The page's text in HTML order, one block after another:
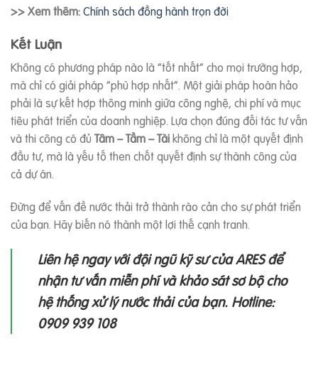
>> Xem thêm:Chính sách đồng hành trọn đời
Kết Luận
Không có phương pháp nào là “tốt nhất” cho mọi trường hợp,
mà chỉ có giải pháp “phù hợp nhất”. Một giải pháp hoàn hảo
phải là sự kết hợp thông minh giữa công nghệ, chi phí và mục
tiêu phát triển của doanh nghiệp. Lựa chọn đúng đối tác tư vấn
và thi công có đủ Tâm – Tầm – Tàikhông chỉ là một quyết định
đầu tư, mà là yếu tố then chốt quyết định sự thành công của
cả dự án.
Đừng để vấn đề nước thải trở thành rào cản cho sự phát triển
của bạn. Hãy biến nó thành một lợi thế cạnh tranh.
Liên hệ ngay với đội ngũ kỹ sư của ARES để
nhận tư vấn miễn phí và khảo sát sơ bộ cho
hệ thống xử lý nước thải của bạn. Hotline:
0909 939 108